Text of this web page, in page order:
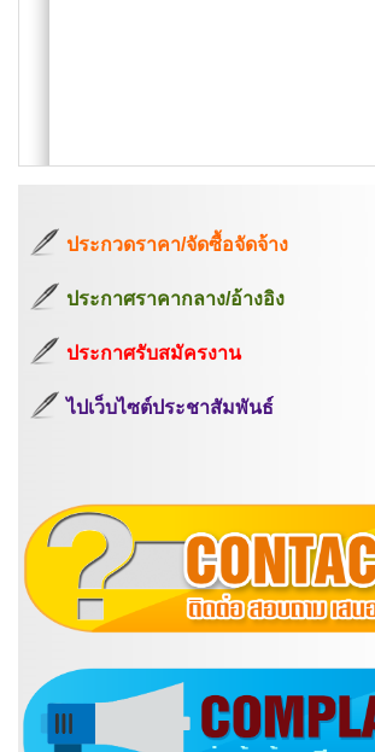
ประกวดราคา/จัดซื้อจัดจ้าง
ประกาศราคากลาง/อ้างอิง
ประกาศรับสมัครงาน
ไปเว็บไซต์ประชาสัมพันธ์